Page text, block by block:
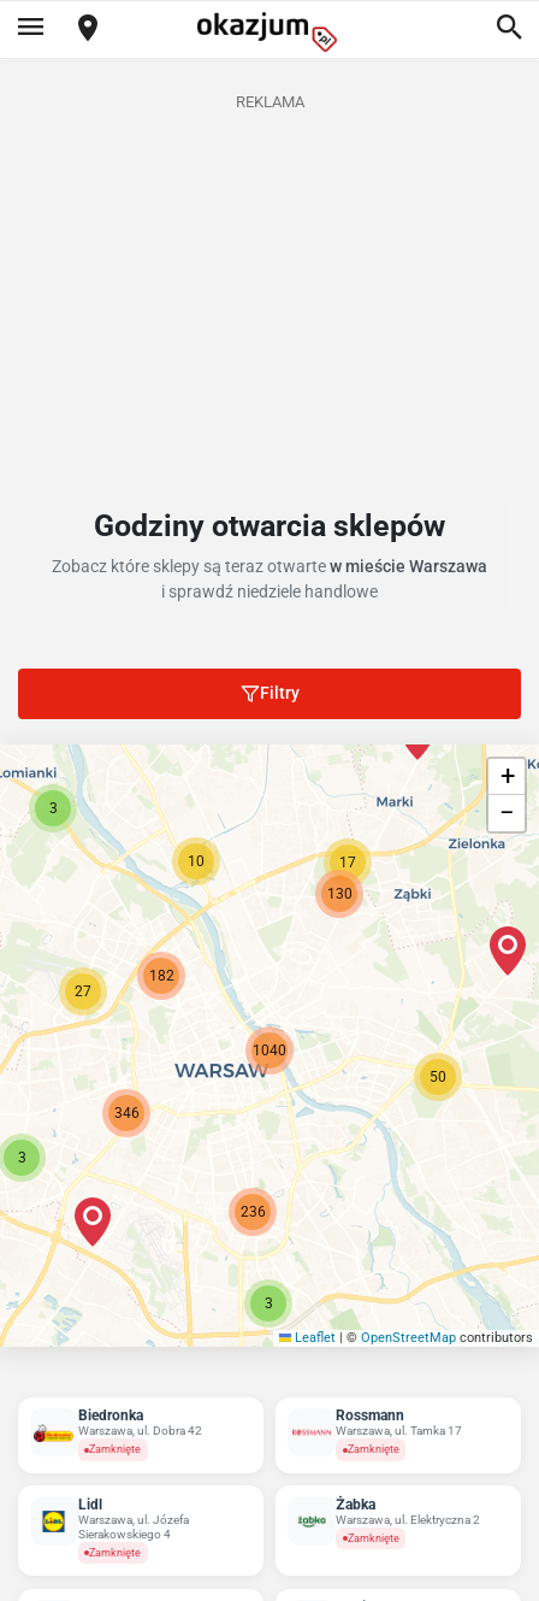
REKLAMA
Godziny otwarcia sklepów
Zobacz które sklepy są teraz otwartew mieście Warszawa
i sprawdź niedziele handlowe
Filtry
50
1040
182
130
236
17
346
27
10
3
3
3
+
−
Leaflet | © OpenStreetMap contributors
Biedronka
Warszawa, ul. Dobra 42
Zamknięte
Rossmann
Warszawa, ul. Tamka 17
Zamknięte
Lidl
Warszawa, ul. Józefa
Sierakowskiego 4
Zamknięte
Żabka
Warszawa, ul. Elektryczna 2
Zamknięte